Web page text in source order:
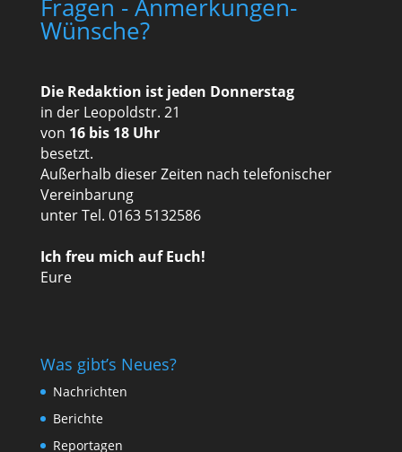
Fragen - Anmerkungen-
Wünsche?
Die Redaktion ist jeden Donnerstag
in der Leopoldstr. 21
von 16 bis 18 Uhr
besetzt.
Außerhalb dieser Zeiten nach telefonischer
Vereinbarung
unter Tel. 0163 5132586
Ich freu mich auf Euch!
Eure
Was gibt’s Neues?
Nachrichten
Berichte
Reportagen